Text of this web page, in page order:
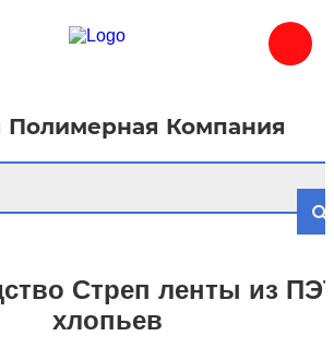
Полимерная Компания
Стреп ленты из
хлопьев